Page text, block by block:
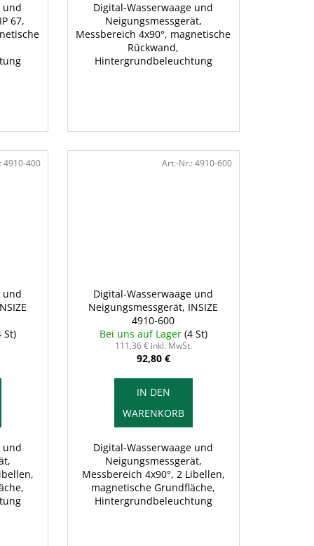
und
67,
Digital-Wasserwaage und
Neigungsmessgerät,
Messbereich 4x90°, magnetische
Rückwand,
Hintergrundbeleuchtung
und
St)
und
4910-400
Digital-Wasserwaage und
Neigungsmessgerät, INSIZE
4910-600
Bei uns auf Lager (4 St)
111,36 € inkl. MwSt.
92,80 €
IN DEN
WARENKORB
Digital-Wasserwaage und
Neigungsmessgerät,
Messbereich 4x90°, 2 Libellen,
magnetische Grundfläche,
Hintergrundbeleuchtung
Art.-Nr.: 4910-600